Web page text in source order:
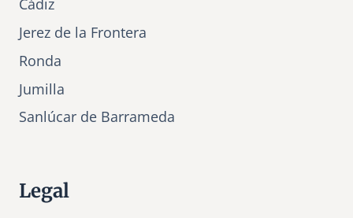
Cádiz
Jerez de la Frontera
Ronda
Jumilla
Sanlúcar de Barrameda
Legal